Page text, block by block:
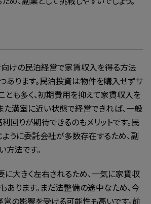
けの民泊経営で家賃収入を得る方法
あります。民泊投資は物件を購入せずサ
とも多く、初期費用を抑えて家賃収入を
た満室に近い状態で経営できれば、一般
回りが期待できるのもメリットです。民
うに委託会社が多数存在するため、副
方法です。
大きく左右されるため、一気に家賃収
あります。まだ法整備の途中なため、今
の影響を受ける可能性も高いです。前